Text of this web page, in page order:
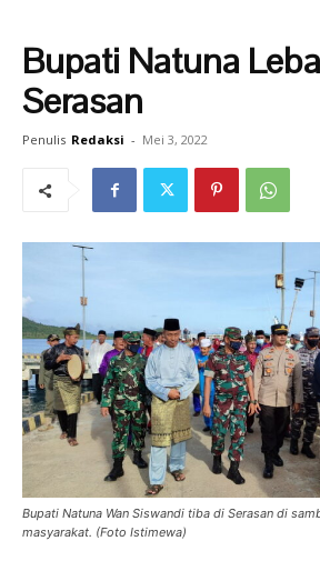
Bupati Natuna
Serasan
Penulis Redaksi - Mei 3, 2022
Bupati Natuna Wan Siswandi tiba di Serasan di
masyarakat. (Foto Istimewa)